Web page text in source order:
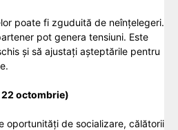
poate fi zguduită de neînțelegeri.
pot genera tensiuni. Este
și să ajustați așteptările pentru
22 octombrie)
oportunități de socializare, călătorii